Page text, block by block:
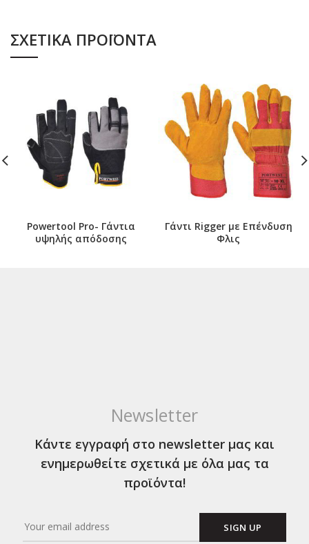
ΣΧΕΤΙΚΆ ΠΡΟΪΌΝΤΑ
Powertool Pro- Γάντια
υψηλής απόδοσης
Γάντι Rigger με Επένδυση
Φλις
Newsletter
Κάντε εγγραφή στο newsletter μας και
ενημερωθείτε σχετικά με όλα μας τα
προϊόντα!